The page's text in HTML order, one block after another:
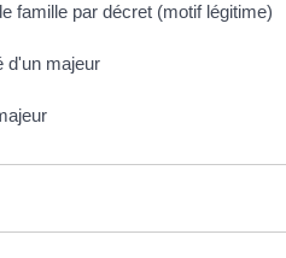
famille par décret (motif légitime)
d'un majeur